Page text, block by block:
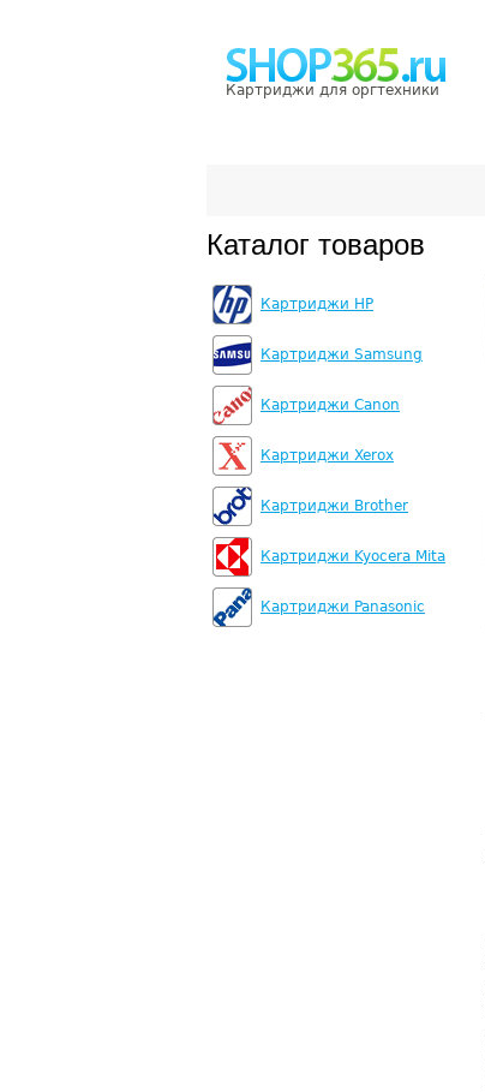
Картриджи для оргтехники
Каталог товаров
Картриджи HP
Картриджи Samsung
Картриджи Canon
Картриджи Xerox
Картриджи Brother
Картриджи Kyocera Mita
Картриджи Panasonic